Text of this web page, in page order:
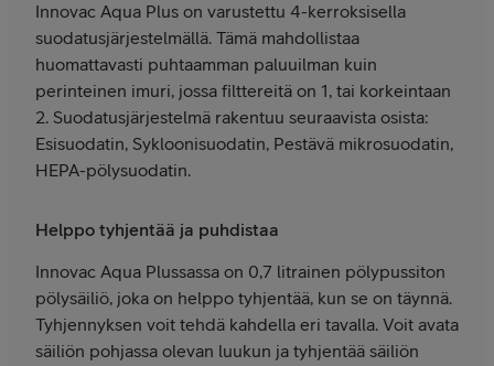
Innovac Aqua Plus on varustettu 4-kerroksisella
suodatusjärjestelmällä. Tämä mahdollistaa
huomattavasti puhtaamman paluuilman kuin
perinteinen imuri, jossa filttereitä on 1, tai korkeintaan
2. Suodatusjärjestelmä rakentuu seuraavista osista:
Esisuodatin, Sykloonisuodatin, Pestävä mikrosuodatin,
HEPA-pölysuodatin.
Helppo tyhjentää ja puhdistaa
Innovac Aqua Plussassa on 0,7 litrainen pölypussiton
pölysäiliö, joka on helppo tyhjentää, kun se on täynnä.
Tyhjennyksen voit tehdä kahdella eri tavalla. Voit avata
säiliön pohjassa olevan luukun ja tyhjentää säiliön